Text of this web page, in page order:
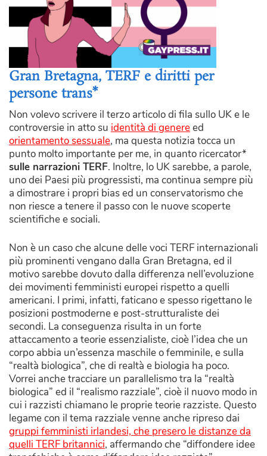
Gran Bretagna, TERF e diritti per
persone trans*
Non volevo scrivere il terzo articolo di fila sullo UK e le
controversie in atto su identità di genereed
orientamento sessuale, ma questa notizia tocca un
punto molto importante per me, in quanto ricercator*
sulle narrazioni TERF. Inoltre, lo UK sarebbe, a parole,
uno dei Paesi più progressisti, ma continua sempre più
a dimostrare i propri bias ed un conservatorismo che
non riesce a tenere il passo con le nuove scoperte
scientifiche e sociali.
Non è un caso che alcune delle voci TERF internazionali
più prominenti vengano dalla Gran Bretagna, ed il
motivo sarebbe dovuto dalla differenza nell’evoluzione
dei movimenti femministi europei rispetto a quelli
americani. I primi, infatti, faticano e spesso rigettano le
posizioni postmoderne e post-strutturaliste dei
secondi. La conseguenza risulta in un forte
attaccamento a teorie essenzialiste, cioè l’idea che un
corpo abbia un’essenza maschile o femminile, e sulla
“realtà biologica”, che di realtà e biologia ha poco.
Vorrei anche tracciare un parallelismo tra la “realtà
biologica” ed il “realismo razziale”, cioè il nuovo modo in
cui i razzisti chiamano le proprie teorie razziste. Questo
legame con il tema razziale venne anche ripreso dai
gruppi femministi irlandesi, che presero le distanze da
quelli TERF britannici, affermando che “diffondere idee